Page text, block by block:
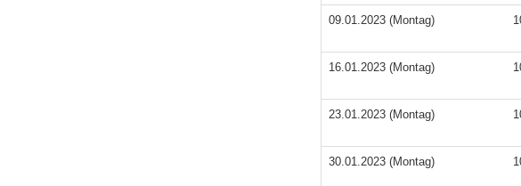
09.01.2023 (Montag)
16.01.2023 (Montag)
23.01.2023 (Montag)
30.01.2023 (Montag)